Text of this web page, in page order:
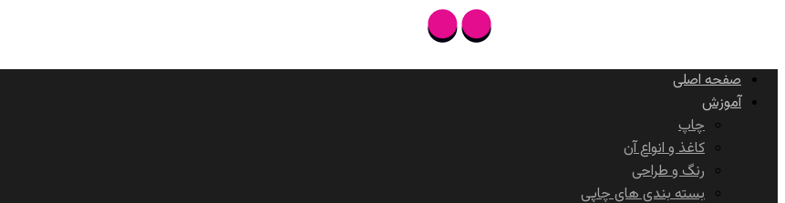
صفحه اصلی
آموزش
چاپ
کاغذ و انواع آن
رنگ و طراحی
بسته بندی های چاپی